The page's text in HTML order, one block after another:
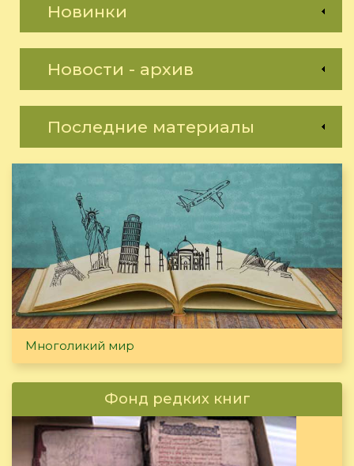
Новинки
Новости - архив
Последние материалы
Многоликий мир
Фонд редких книг